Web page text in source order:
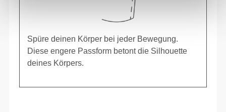
Spüre deinen Körper bei jeder Bewegung.
Diese engere Passform betont die Silhouette
deines Körpers.